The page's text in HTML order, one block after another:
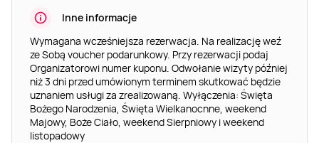
Inne informacje
Wymagana wcześniejsza rezerwacja. Na realizację weź
ze Sobą voucher podarunkowy. Przy rezerwacji podaj
Organizatorowi numer kuponu. Odwołanie wizyty później
niż 3 dni przed umówionym terminem skutkować będzie
uznaniem usługi za zrealizowaną. Wyłączenia: Święta
Bożego Narodzenia, Święta Wielkanocnne, weekend
Majowy, Boże Ciało, weekend Sierpniowy i weekend
listopadowy